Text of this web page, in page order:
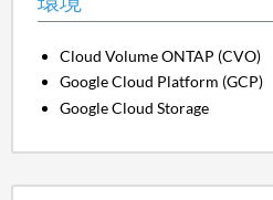
Cloud Volume ONTAP (CVO)
Google Cloud Platform (GCP)
Google Cloud Storage